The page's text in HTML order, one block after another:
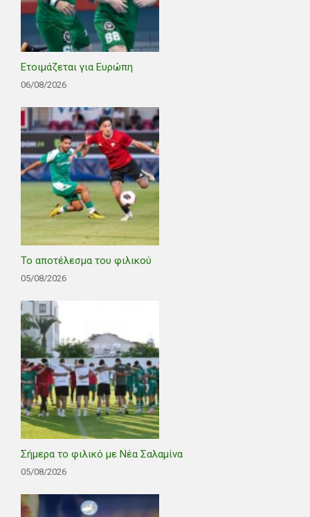
Ετοιμάζεται για Ευρώπη
06/08/2026
Το αποτέλεσμα του φιλικού
05/08/2026
Σήμερα το φιλικό με Νέα Σαλαμίνα
05/08/2026